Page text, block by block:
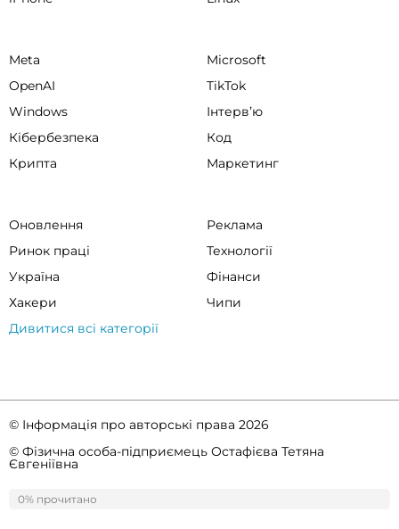
0% прочитано
0%
Meta
Microsoft
OpenAI
TikTok
Windows
Інтервʼю
Кібербезпека
Код
Крипта
Маркетинг
Оновлення
Реклама
Ринок праці
Технології
Україна
Фінанси
Хакери
Чипи
Дивитися всі категорії
© Інформація про авторські права 2026
© Фізична особа-підприємець Остафієва Тетяна
Євгеніївна
Правила спільноти